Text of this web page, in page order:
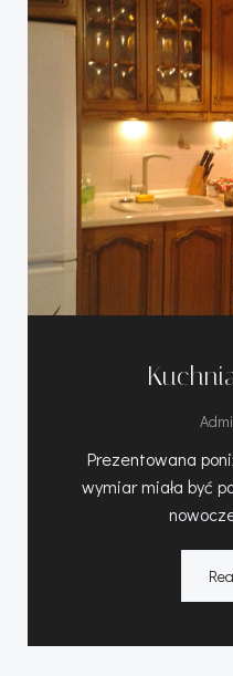
Prezentowana
wymiar miała być